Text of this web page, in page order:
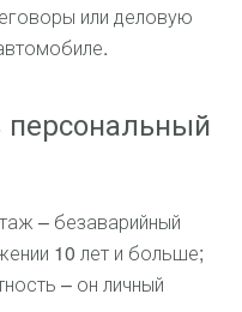
или деловую
– безаварийный
10 лет и больше;
– он личный